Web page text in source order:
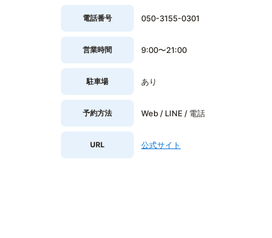
電話番号 050-3155-0301
営業時間 9:00〜21:00
駐車場 あり
予約方法 Web / LINE / 電話
URL 公式サイト